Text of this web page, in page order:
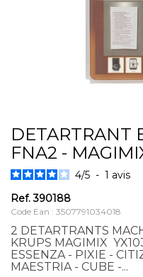
DETARTRANT
FNA2 -
4/5 - 1 avis
Ref.390188
Code Ean : 3507791034018
2 DETARTRANTS
KRUPS MAGIMIX
ESSENZA - PIXIE -
MAESTRIA - CUBE -...